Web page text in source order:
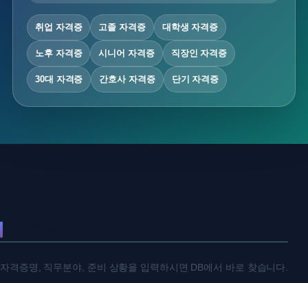
취업 자격증 고졸 자격증 대학생 자격증
노후 자격증 시니어 자격증 직장인 자격증
30대 자격증 간호사 자격증 단기 자격증
자격증명, 직무분야, 준비 상황을 입력하시면 DB에서 바로 찾습니다.